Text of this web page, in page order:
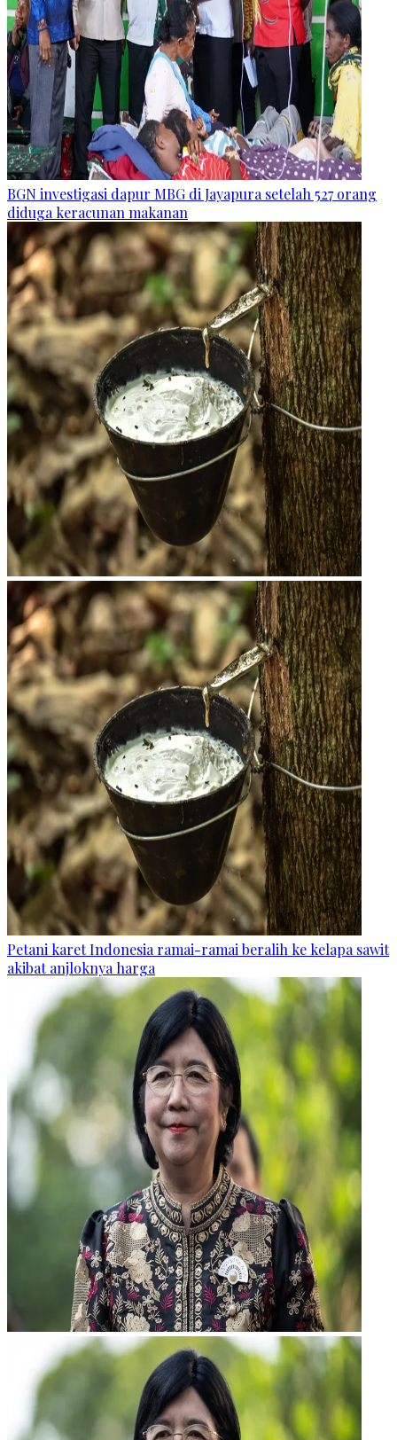
BGN investigasi dapur MBG di Jayapura setelah 527 orang
diduga keracunan makanan
Petani karet Indonesia ramai-ramai beralih ke kelapa sawit
akibat anjloknya harga